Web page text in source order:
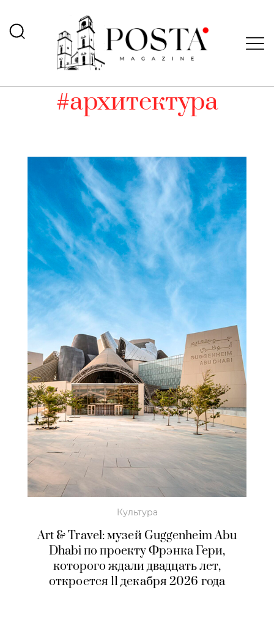
#архитектура
Культура
Art & Travel: музей Guggenheim Abu
Dhabi по проекту Фрэнка Гери,
которого ждали двадцать лет,
откроется 11 декабря 2026 года